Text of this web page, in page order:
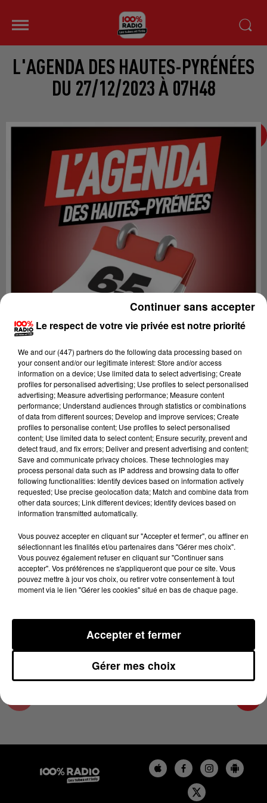
L'AGENDA DES HAUTES-PYRÉNÉES
DU 27/12/2023 À 07H48
Lecture (1 min 14 sec)
100%
100% Radio l'agenda des Hautes-Pyrénées
27 décembre 2023 - 1 min 14 sec
L'AGENDA DES HAUTES-PYRÉNÉES DU
27/12/2023 À 07H48
L'agenda des Hautes-Pyrénées
Le respect de votre vie privée est notre priorité
We and our (447) partnersdo the following data processing based on
your consent and/or our legitimate interest: Store and/or access
information on a device; Use limited data to select advertising; Create
profiles for personalised advertising; Use profiles to select personalised
advertising; Measure advertising performance; Measure content
performance; Understand audiences through statistics or combinations
of data from different sources; Develop and improve services; Create
profiles to personalise content; Use profiles to select personalised
content; Use limited data to select content; Ensure security, prevent and
detect fraud, and fix errors; Deliver and present advertising and content;
Save and communicate privacy choices. These technologies may
process personal data such as IP address and browsing data to offer
following functionalities: Identify devices based on information actively
requested; Use precise geolocation data; Match and combine data from
other data sources; Link different devices; Identify devices based on
information transmitted automatically.
Vous pouvez accepter en cliquant sur "Accepter et fermer", ou affiner en
sélectionnant les finalités et/ou partenaires dans "Gérer mes choix".
Vous pouvez également refuser en cliquant sur "Continuer sans
accepter". Vos préférences ne s'appliqueront que pour ce site. Vous
pouvez mettre à jour vos choix, ou retirer votre consentement à tout
moment via le lien "Gérer les cookies" situé en bas de chaque page.
Gérer mes choix
Accepter et fermer
Continuer sans accepter